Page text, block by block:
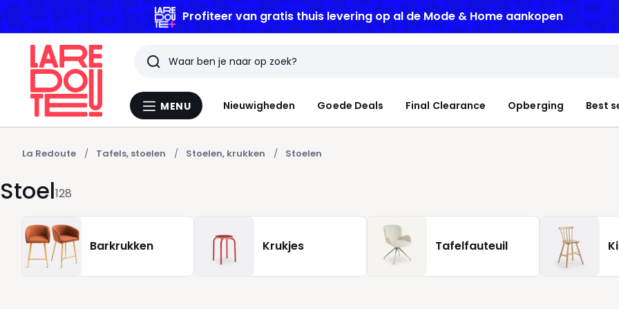
Menu
MENU Nieuwigheden Goede Deals Final Clearance Opberging Best
Zoeken
Laatst
bekeken
artikelen
La Redoute Tafels, stoelen Stoelen, krukken Stoelen
Stoel128
Barkrukken Krukjes Tafelfauteuil